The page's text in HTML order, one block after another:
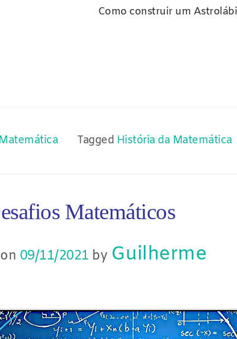
Como construir um
Matemática Tagged História da Matemática
Matemáticos
09/11/2021 by Guilherme